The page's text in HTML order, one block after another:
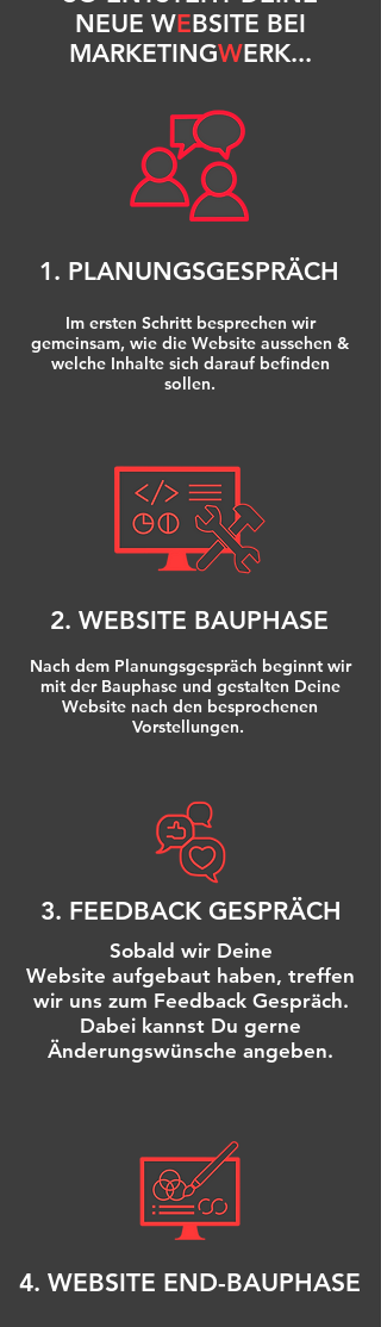
NEUE WEBSITE BEI
MARKETINGWERK...
1. PLANUNGSGESPRÄCH
Im ersten Schritt besprechen wir
gemeinsam, wie die Website aussehen &
welche Inhalte sich darauf befinden
sollen.
2. WEBSITE BAUPHASE
Nach dem Planungsgespräch beginnt wir
mit der Bauphase und gestalten Deine
Website nach den besprochenen
Vorstellungen.
3. FEEDBACK GESPRÄCH
Sobald wir Deine
Website aufgebaut haben, treffen
wir uns zum Feedback Gespräch.
Dabei kannst Du gerne
Änderungswünsche angeben.
4. WEBSITE END-BAUPHASE